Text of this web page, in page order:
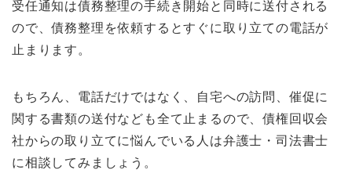
受任通知は債務整理の手続き開始と同時に送付される
ので、債務整理を依頼するとすぐに取り立ての電話が
止まります。
もちろん、電話だけではなく、自宅への訪問、催促に
関する書類の送付なども全て止まるので、債権回収会
社からの取り立てに悩んでいる人は弁護士・司法書士
に相談してみましょう。